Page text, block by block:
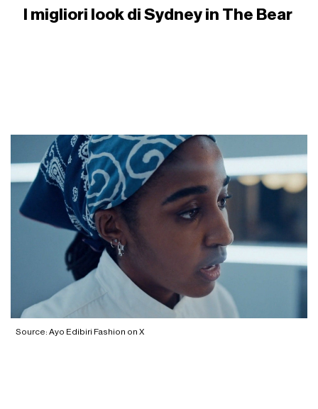
I migliori look di Sydney in The Bear
Source: Ayo Edibiri Fashion on X